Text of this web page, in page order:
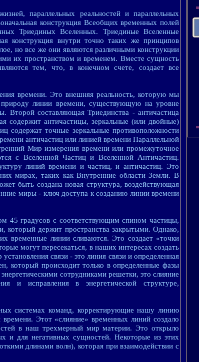
параллельных реальностей и параллельных
конструкция Всеобщих временных полей
Триединых Вселенных. Триединые Вселенные
конструкция внутри точно таких же принципов
но все же они являются различными конструкции
их пространством и временем. Вместе сущность
тем, что, в конечном счете, создает все
времени. Это внешняя реальность, которую мы
линии времени, существующую на уровне
составляющая Триединства - античастица
содержит античастицы, зеркальные (или двойные)
содержат точные зеркальные противоположности
античастиц или линией времени Параллельной
Мир измерения времени или промежуточное
с Вселенной Частиц и Вселенной Античастиц.
линий времени и частиц, и античастиц. Это
мирах, таких как Внутренние области Земли. В
быть создана новая структура, воздействующая
миры - ключ доступа к созданию линии времени
45 градусов с соответствующим спином частицы,
который держит пространства закрытыми. Однако,
временные линии сливаются. Это создает «точки
могут пересекаться, в наших интересах создать
связи - это линия связи и определенная
который происходит только в определенные фазы
сотрудниками решетки, это слияние
и исправления в энергетической структуре,
системах команд, корректирующие нашу линию
Этот «слияние» временных линий создало
в наш трехмерный мир материи. Это открыло
и для негативных сущностей. Некоторые из этих
длинами волн), которая при взаимодействии с